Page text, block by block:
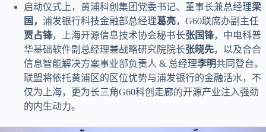
启动仪式上，黄浦科创集团党委书记、董事长兼总经理梁
国， 浦发银行科技金融部总经理葛亮，G60联席办副主任
贾占锋，上海开源信息技术协会秘书长张国锋，中电科普
华基础软件副总经理兼战略研究院院长张晓先，以及合合
信息智能解决方案事业部负责人 & 总经理李明共同登台。
联盟将依托黄浦区的区位优势与浦发银行的金融活水，不
仅为上海，更为长三角G60科创走廊的开源产业注入强劲
的内生动力。